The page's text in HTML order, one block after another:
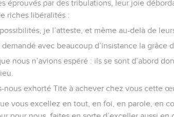
éprouvés par des tribulations, leur joie
riches libéralités :
je l’atteste, et même au-delà de
avec beaucoup d’insistance la grâce
nous n’avions espéré : ils se sont d’abord
nous exhorté Tite à achever chez vous cette
vous excellez en tout, en foi, en parole, en